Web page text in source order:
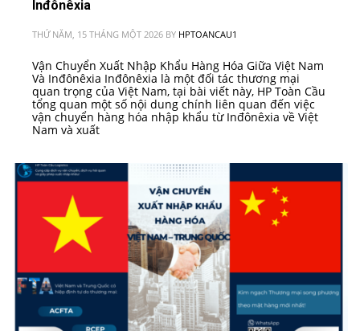
Inđônêxia
THỨ NĂM, 15 THÁNG MỘT 2026 BY HPTOANCAU1
Vận Chuyển Xuất Nhập Khẩu Hàng Hóa Giữa Việt Nam
Và Inđônêxia Inđônêxia là một đối tác thương mại
quan trọng của Việt Nam, tại bài viết này, HP Toàn Cầu
tổng quan một số nội dung chính liên quan đến việc
vận chuyển hàng hóa nhập khẩu từ Inđônêxia về Việt
Nam và xuất
PUBLISHED IN VIỆT NAM - INĐÔNÊXIA